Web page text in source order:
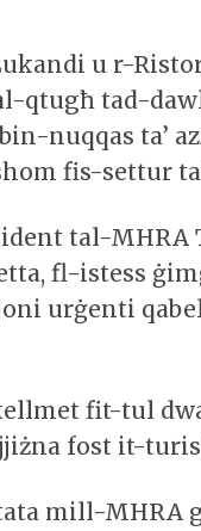
u r-
qtugħ tad-
nuqqas ta’
fis-settur
tal-MHRA
fl-istess
urġenti
fit-tul
fost it-
mill-MHRA